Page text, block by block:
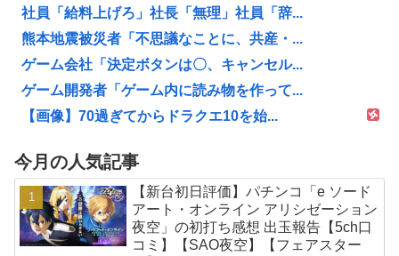
社員「給料上げろ」社長「無理」社員「辞...
熊本地震被災者「不思議なことに、共産・...
ゲーム会社「決定ボタンは〇、キャンセル...
ゲーム開発者「ゲーム内に読み物を作って...
【画像】70過ぎてからドラクエ10を始...
今月の人気記事
【新台初日評価】パチンコ「e ソード
アート・オンライン アリシゼーション
夜空」の初打ち感想 出玉報告【5ch口
コミ】【SAO夜空】【フェアスター